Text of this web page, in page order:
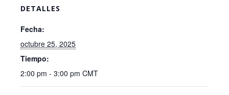
DETALLES
Fecha:
octubre 25, 2025
Tiempo:
2:00 pm - 3:00 pm CMT